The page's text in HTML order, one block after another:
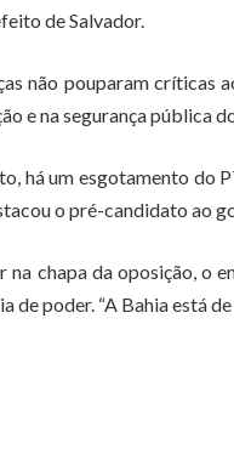
de Salvador.
não pouparam críticas
e na segurança pública
há um esgotamento do
o pré-candidato ao
chapa da oposição, o
poder. “A Bahia está